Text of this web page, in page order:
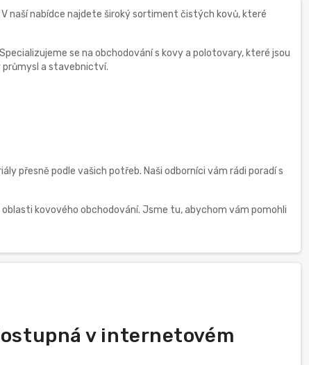
naší nabídce najdete široký sortiment čistých kovů, které
se na obchodování s kovy a polotovary, které jsou
a stavebnictví.
přesně podle vašich potřeb. Naši odborníci vám rádi poradí s
kovového obchodování. Jsme tu, abychom vám pomohli
v internetovém